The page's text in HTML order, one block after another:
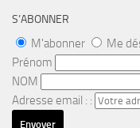
S’ABONNER
M'abonner
Me
Prénom
NOM
Adresse email : :